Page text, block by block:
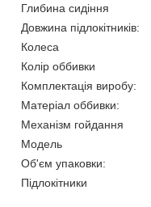
Глибина сидіння
Довжина підлокітників:
Колеса
Колір оббивки
Комплектація виробу:
Матеріал оббивки:
Механізм гойдання
Мoдель
Об'єм упаковки:
Підлокітники